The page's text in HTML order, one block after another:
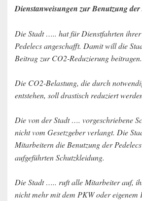
Dienstanweisungen zur Benutzung der
Die Stadt ….. hat für Dienstfahrten
Pedelecs angeschafft. Damit will die
Beitrag zur CO2-Reduzierung beitragen.
Die CO2-Belastung, die durch
entstehen, soll drastisch reduziert
Die von der Stadt …. vorgeschriebene
nicht vom Gesetzgeber verlangt. Die
Mitarbeitern die Benutzung der
aufgeführten Schutzkleidung.
Die Stadt ….. ruft alle Mitarbeiter auf,
nicht mehr mit dem PKW oder eigenem